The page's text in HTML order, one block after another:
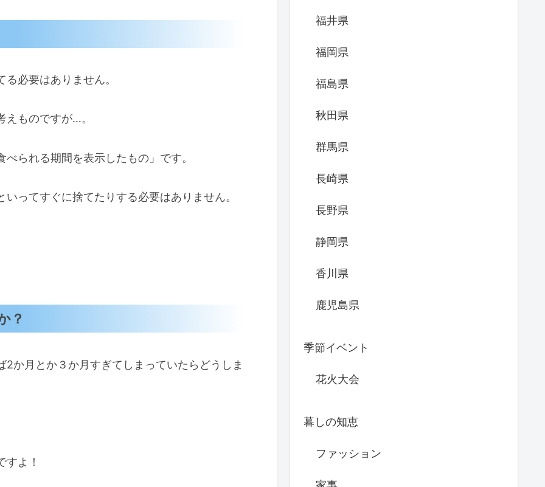
必要はありません。
えものですが…。
られる期間を表示したもの」です。
ってすぐに捨てたりする必要はありません。
？
か月とか３か月すぎてしまっていたらどうしま
よ！
福井県
福岡県
福島県
秋田県
群馬県
長崎県
長野県
静岡県
香川県
鹿児島県
季節イベント
花火大会
暮しの知恵
ファッション